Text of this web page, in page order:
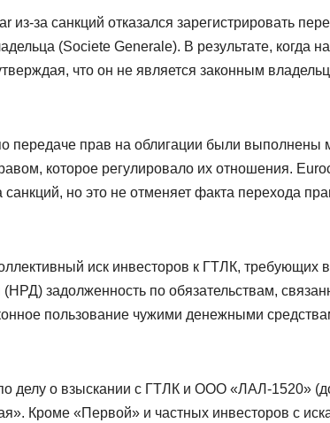
из-за санкций отказался зарегистрировать
(Societe Generale). В результате, когда
что он не является законным
передаче прав на облигации были
которое регулировало их отношения.
но это не отменяет факта перехода
иск инвесторов к ГТЛК, требующих
(НРД) задолженность по обязательствам,
пользование чужими денежными
делу о взыскании с ГТЛК и ООО «ЛАЛ-1520»
Кроме «Первой» и частных инвесторов с